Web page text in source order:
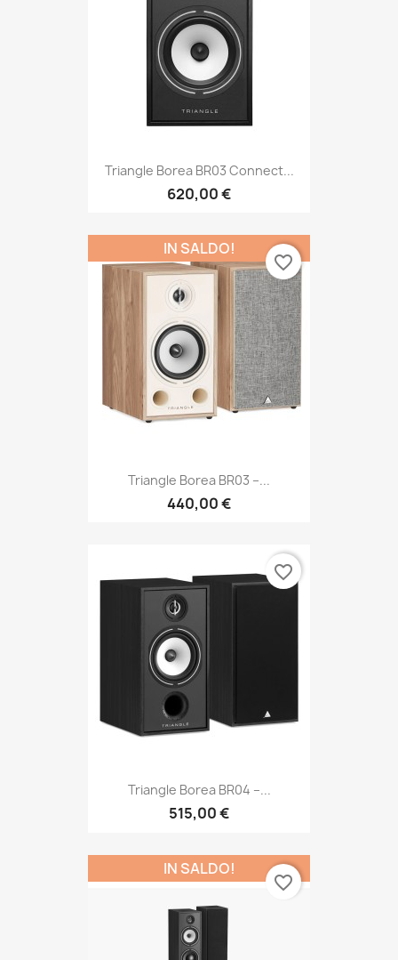
Triangle Borea BR03 Connect...
620,00 €
Triangle Borea BR03 –...
440,00 €
IN SALDO!
favorite_border
Triangle Borea BR04 –...
515,00 €
favorite_border
IN SALDO!
favorite_border